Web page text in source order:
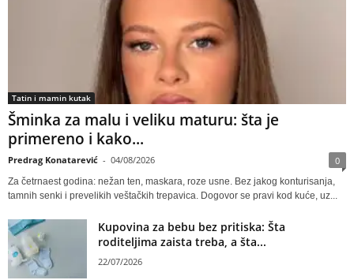
Tatin i mamin kutak
Šminka za malu i veliku maturu: šta je
primereno i kako...
Predrag Konatarević - 04/08/2026 0
Za četrnaest godina: nežan ten, maskara, roze usne. Bez jakog konturisanja,
tamnih senki i prevelikih veštačkih trepavica. Dogovor se pravi kod kuće, uz...
Kupovina za bebu bez pritiska: Šta
roditeljima zaista treba, a šta...
22/07/2026